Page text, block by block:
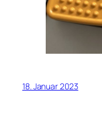
18. Januar 2023